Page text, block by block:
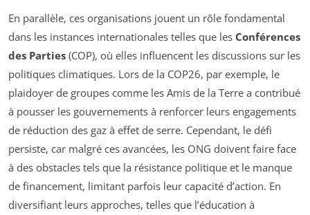
En parallèle, ces organisations jouent un rôle fondamental
dans les instances internationales telles que les Conférences
des Parties (COP), où elles influencent les discussions sur les
politiques climatiques. Lors de la COP26, par exemple, le
plaidoyer de groupes comme les Amis de la Terre a contribué
à pousser les gouvernements à renforcer leurs engagements
de réduction des gaz à effet de serre. Cependant, le défi
persiste, car malgré ces avancées, les ONG doivent faire face
à des obstacles tels que la résistance politique et le manque
de financement, limitant parfois leur capacité d’action. En
diversifiant leurs approches, telles que l’éducation à